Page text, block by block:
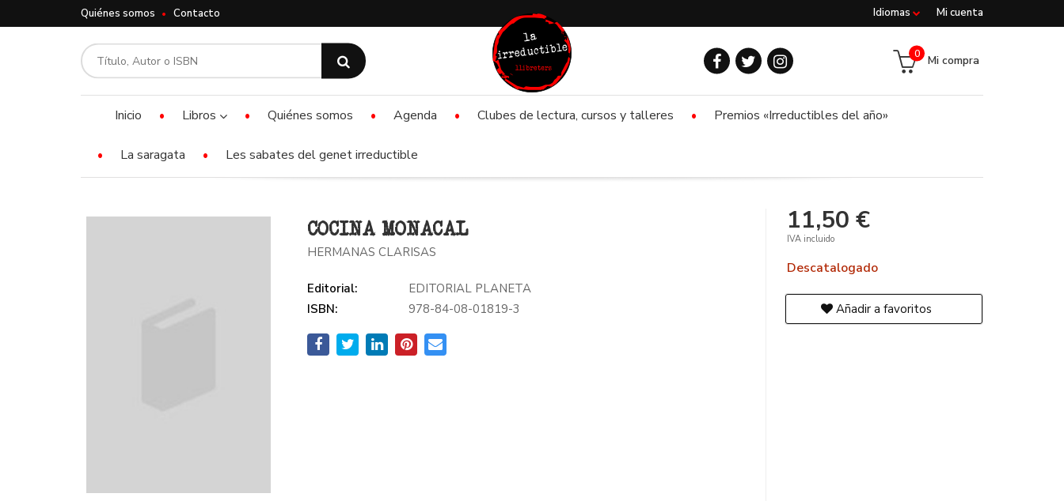
Mi cuenta
Idiomas
Quiénes somos Contacto
Mi compra
0
Inicio Libros Quiénes somos Agenda Clubes de lectura, cursos y talleres Premios «Irreductibles del año»
La saragata Les sabates del genet irreductible
COCINA MONACAL
HERMANAS CLARISAS
Editorial:
EDITORIAL PLANETA
ISBN:
978-84-08-01819-3
11,50 €
IVA incluido
Descatalogado
Añadir a favoritos